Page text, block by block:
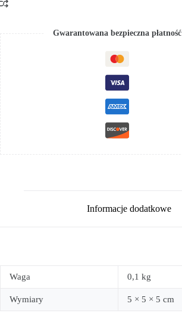
Gwarantowana bezpieczna płatność
Informacje dodatkowe
Waga 0,1 kg
Wymiary 5 × 5 × 5 cm